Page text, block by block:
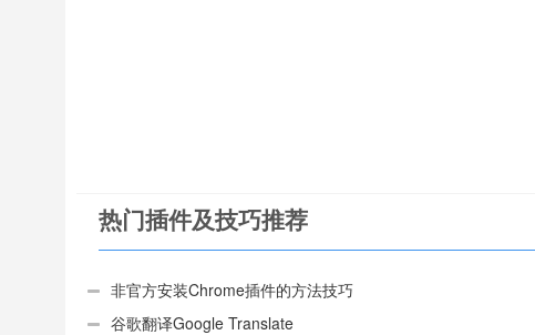
热门插件及技巧推荐
非官方安装Chrome插件的方法技巧
谷歌翻译Google Translate